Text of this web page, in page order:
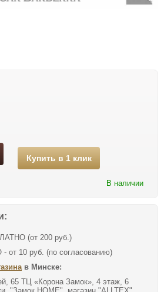
Купить в 1 клик
В наличии
(от 200 руб.)
от 10 руб. (по согласованию)
в Минске:
65 ТЦ «Корона Замок», 4 этаж, 6